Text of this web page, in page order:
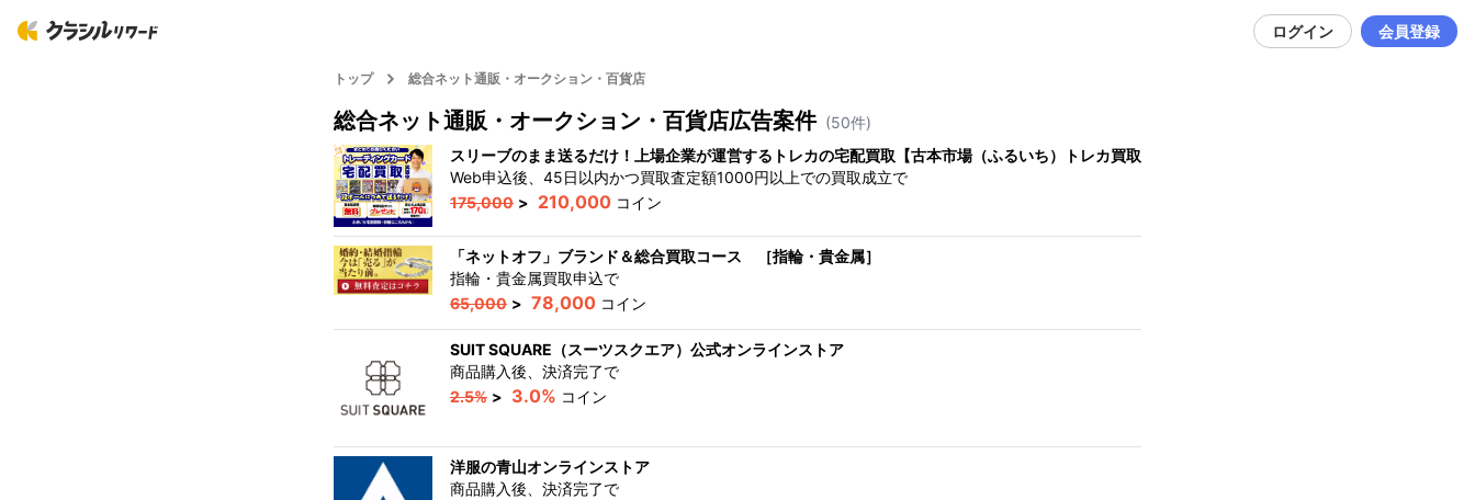
ログイン 会員登録
トップ 総合ネット通販・オークション・百貨店
総合ネット通販・オークション・百貨店広告案件 (50件)
スリーブのまま送るだけ！上場企業が運営するトレカの宅配買取【古本市場（ふるいち）トレカ買取】
Web申込後、45日以内かつ買取査定額1000円以上での買取成立で
175,000 > 210,000 コイン
「ネットオフ」ブランド＆総合買取コース ［指輪・貴金属］
指輪・貴金属買取申込で
65,000 > 78,000 コイン
SUIT SQUARE（スーツスクエア）公式オンラインストア
商品購入後、決済完了で
2.5% > 3.0% コイン
洋服の青山オンラインストア
商品購入後、決済完了で